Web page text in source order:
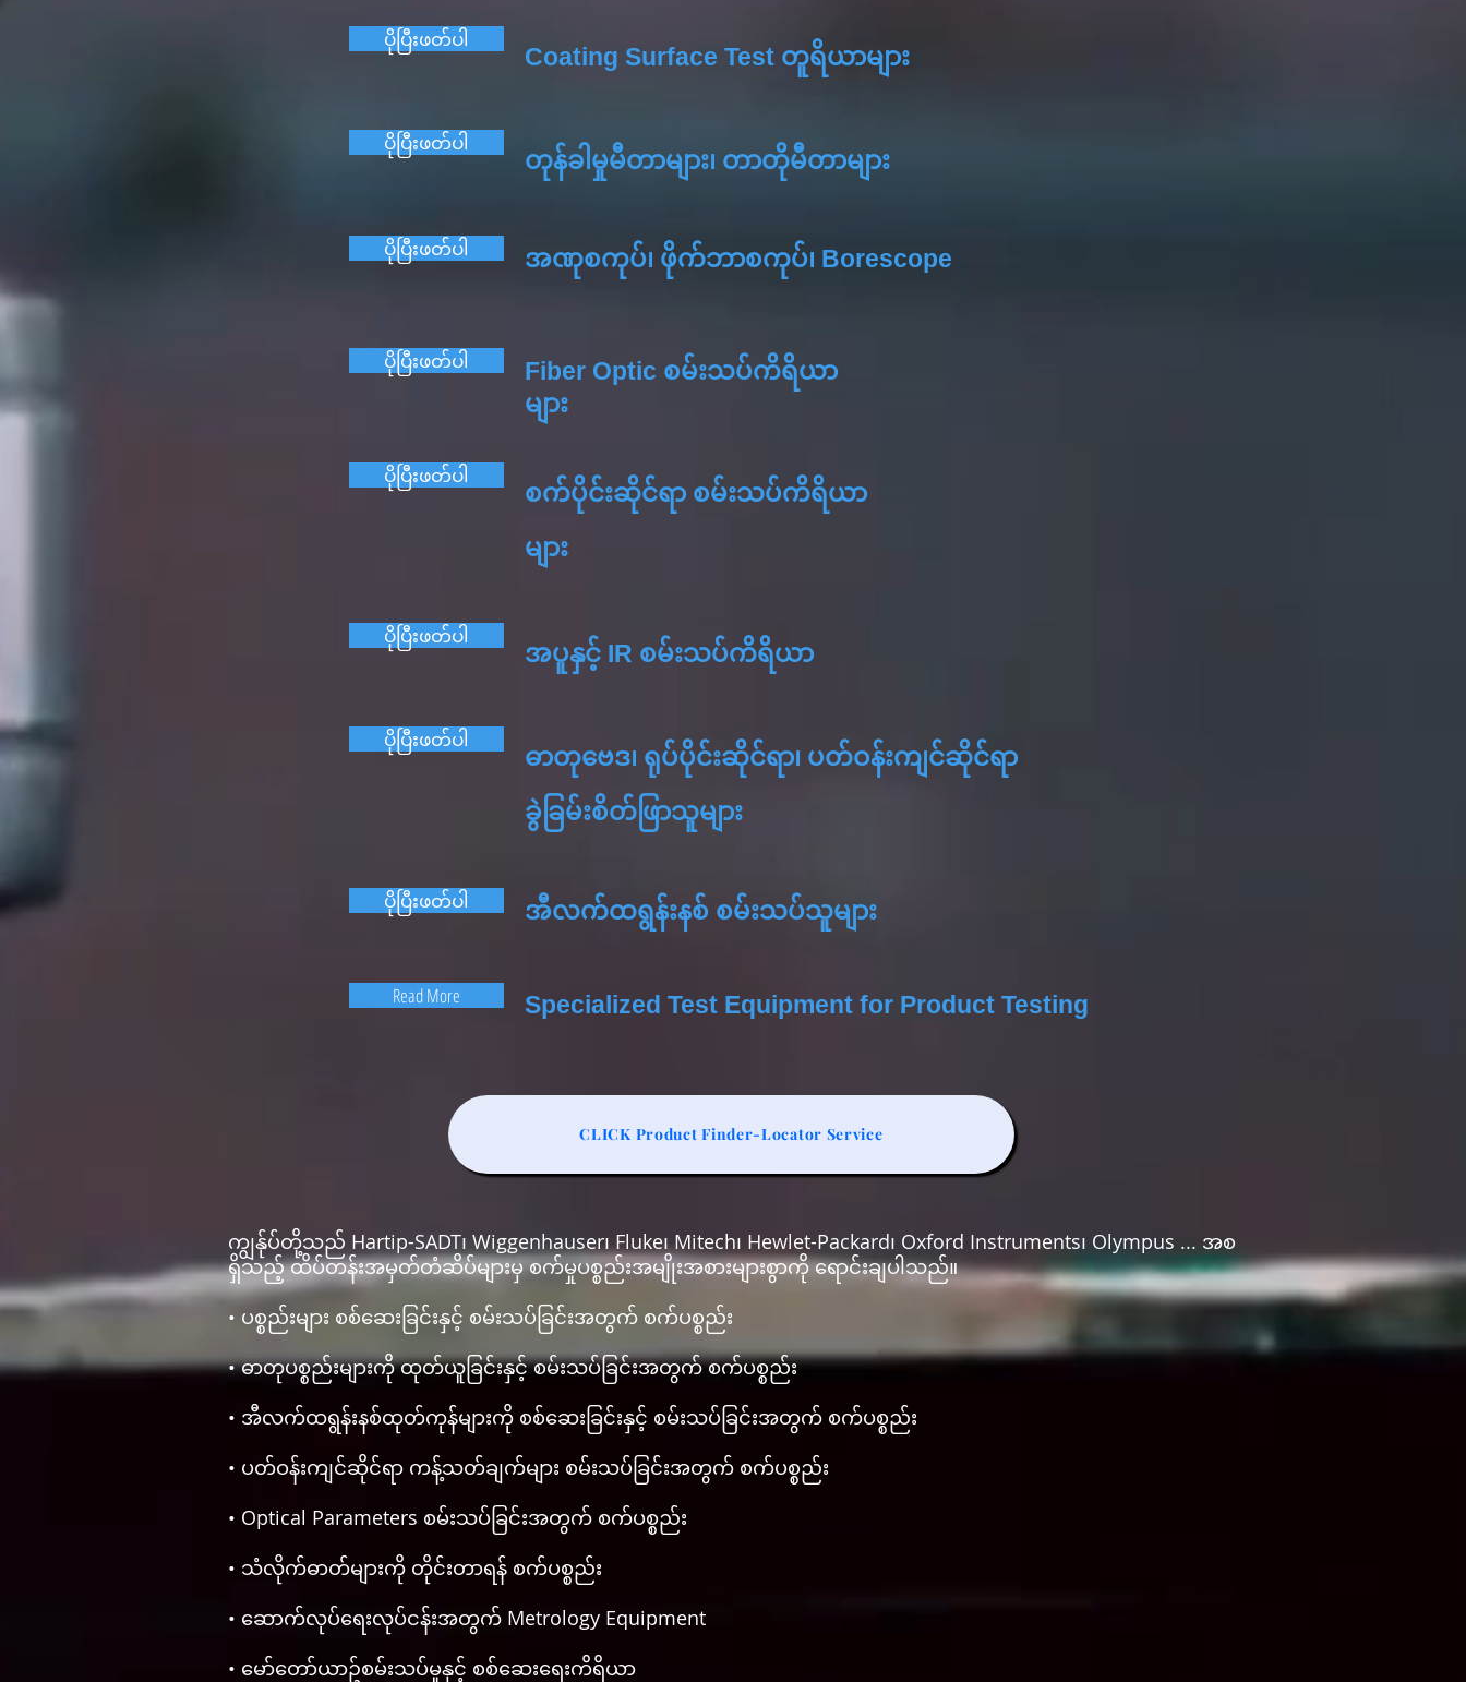
ပိုပြီးဖတ်ပါ
Coating Surface Test တူရိယာများ
ပိုပြီးဖတ်ပါ
တုန်ခါမှုမီတာများ၊ တာတိုမီတာများ
ပိုပြီးဖတ်ပါ အဏုစကုပ်၊ ဖိုက်ဘာစကုပ်၊ Borescope
ပိုပြီးဖတ်ပါ
Fiber Optic စမ်းသပ်ကိရိယာ
များ
ပိုပြီးဖတ်ပါ
စက်ပိုင်းဆိုင်ရာ စမ်းသပ်ကိရိယာ
များ
ပိုပြီးဖတ်ပါ
အပူနှင့် IR စမ်းသပ်ကိရိယာ
ပိုပြီးဖတ်ပါ
ဓာတုဗေဒ၊ ရုပ်ပိုင်းဆိုင်ရာ၊ ပတ်ဝန်းကျင်ဆိုင်ရာ
ခွဲခြမ်းစိတ်ဖြာသူများ
ပိုပြီးဖတ်ပါ အီလက်ထရွန်းနစ် စမ်းသပ်သူများ
Read More Specialized Test Equipment for Product Testing
CLICK Product Finder-Locator Service
ကျွန်ုပ်တို့သည် Hartip-SADT၊ Wiggenhauser၊ Fluke၊ Mitech၊ Hewlet-Packard၊ Oxford Instruments၊ Olympus ... အစ
ရှိသည့် ထိပ်တန်းအမှတ်တံဆိပ်များမှ စက်မှုပစ္စည်းအမျိုးအစားများစွာကို ရောင်းချပါသည်။
• ပစ္စည်းများ စစ်ဆေးခြင်းနှင့် စမ်းသပ်ခြင်းအတွက် စက်ပစ္စည်း
• ဓာတုပစ္စည်းများကို ထုတ်ယူခြင်းနှင့် စမ်းသပ်ခြင်းအတွက် စက်ပစ္စည်း
• အီလက်ထရွန်းနစ်ထုတ်ကုန်များကို စစ်ဆေးခြင်းနှင့် စမ်းသပ်ခြင်းအတွက် စက်ပစ္စည်း
• ပတ်ဝန်းကျင်ဆိုင်ရာ ကန့်သတ်ချက်များ စမ်းသပ်ခြင်းအတွက် စက်ပစ္စည်း
• Optical Parameters စမ်းသပ်ခြင်းအတွက် စက်ပစ္စည်း
• သံလိုက်ဓာတ်များကို တိုင်းတာရန် စက်ပစ္စည်း
• ဆောက်လုပ်ရေးလုပ်ငန်းအတွက် Metrology Equipment
• မော်တော်ယာဥ်စမ်းသပ်မှုနှင့် စစ်ဆေးရေးကိရိယာ